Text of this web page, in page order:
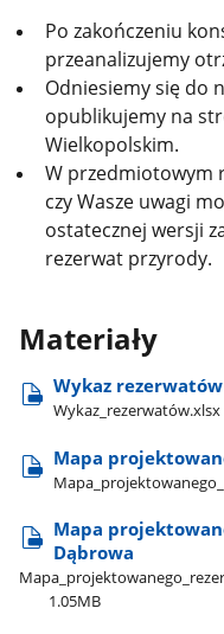
Po zakończeniu
przeanalizujemy
Odniesiemy się do
opublikujemy na
Wielkopolskim.
W przedmiotowym
czy Wasze uwagi
ostatecznej wersji
rezerwat przyrody.
Materiały
Wykaz rezerwatów
Wykaz​_rezerwatów.xlsx
Mapa
Mapa
Dąbrowa
1.05MB